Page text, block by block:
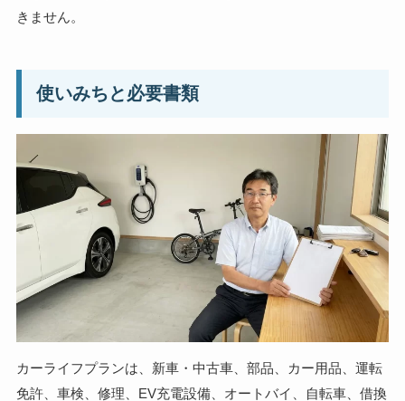
きません。
使いみちと必要書類
カーライフプランは、新車・中古車、部品、カー用品、運転
免許、車検、修理、EV充電設備、オートバイ、自転車、借換